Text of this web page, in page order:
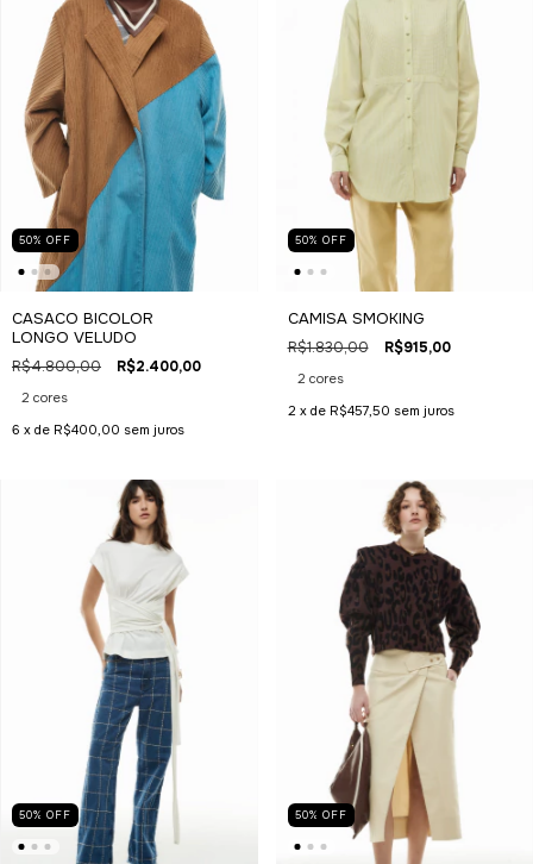
50% OFF
CASACO BICOLOR
LONGO VELUDO
R$4.800,00 R$2.400,00
2 cores
6 x de R$400,00 sem juros
50% OFF
CAMISA SMOKING
R$1.830,00 R$915,00
2 cores
2 x de R$457,50 sem juros
50% OFF 50% OFF